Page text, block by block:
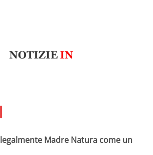
Madre Natura come un